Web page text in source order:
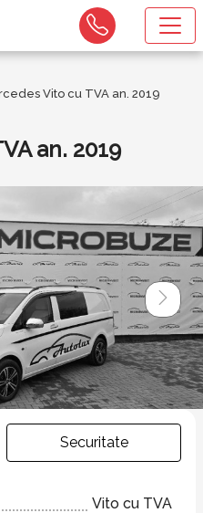
Vito cu TVA an. 2019
an. 2019
Securitate
Vito cu TVA